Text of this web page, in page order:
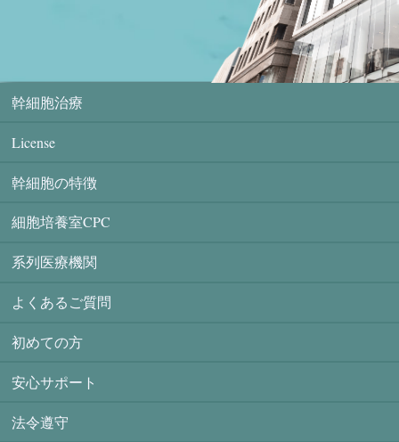
幹細胞治療
License
幹細胞の特徴
細胞培養室CPC
系列医療機関
よくあるご質問
初めての方
安心サポート
法令遵守